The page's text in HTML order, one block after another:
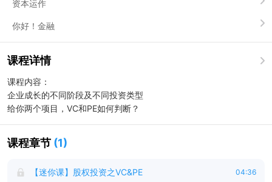
资本运作
你好！金融
课程详情
课程内容：
企业成长的不同阶段及不同投资类型
给你两个项目，VC和PE如何判断？
课程章节 (1)
【迷你课】股权投资之VC&PE
04:36